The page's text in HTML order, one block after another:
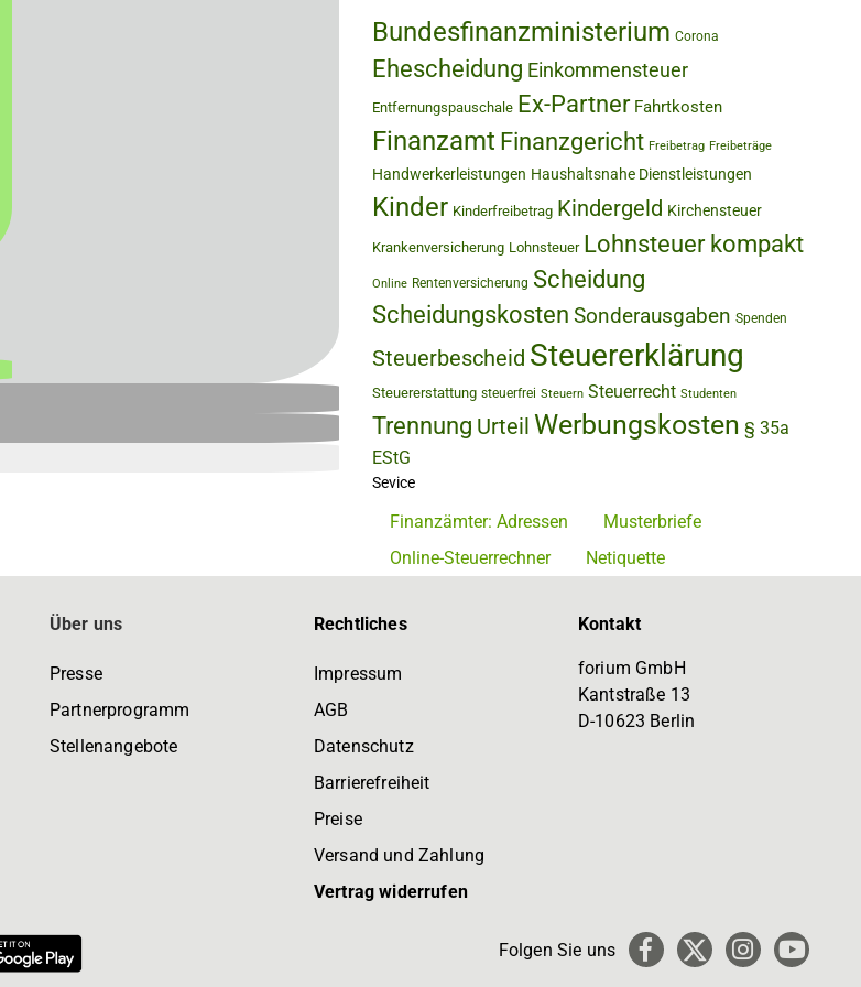
Bundesfinanzministerium Corona
Ehescheidung Einkommensteuer
Entfernungspauschale Ex-Partner Fahrtkosten
Finanzamt Finanzgericht Freibetrag Freibeträge
Handwerkerleistungen Haushaltsnahe Dienstleistungen
Kinder Kinderfreibetrag Kindergeld Kirchensteuer
Krankenversicherung Lohnsteuer Lohnsteuer kompakt
Online Rentenversicherung Scheidung
Scheidungskosten Sonderausgaben Spenden
Steuerbescheid Steuererklärung
Steuererstattung steuerfrei Steuern Steuerrecht Studenten
Trennung Urteil Werbungskosten § 35a
EStG
Sevice
Finanzämter: Adressen
Musterbriefe
Online-Steuerrechner
Netiquette
Über uns
Presse
Partnerprogramm
Stellenangebote
Rechtliches
Impressum
AGB
Datenschutz
Barrierefreiheit
Preise
Versand und Zahlung
Vertrag widerrufen
Kontakt
forium GmbH
Kantstraße 13
D-10623 Berlin
Folgen Sie uns Facebook
X
Instagram